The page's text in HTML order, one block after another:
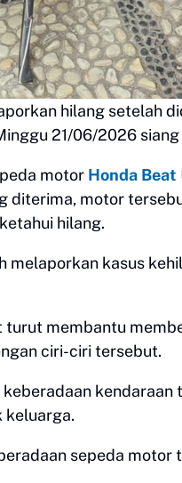
hilang setelah
21/06/2026
motor Honda Beat
diterima, motor
hilang.
kasus
membantu
ciri-ciri tersebut.
kendaraan
keluarga.
sepeda motor